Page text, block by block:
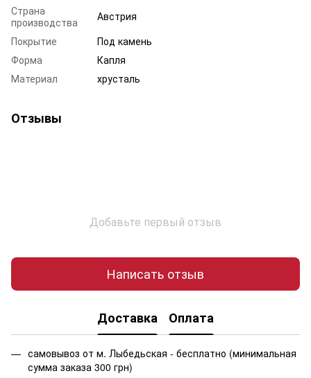
Страна
производства
Австрия
Покрытие
Под камень
Форма
Капля
Материал
хрусталь
Отзывы
Добавьте первый отзыв
Написать отзыв
Доставка Оплата
самовывоз от м. Лыбедьская - бесплатно (минимальная
сумма заказа 300 грн)